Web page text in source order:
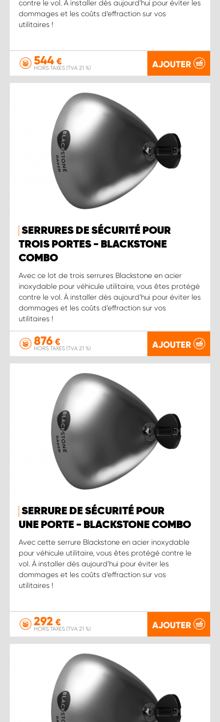
contre le vol. À installer dès aujourd’hui pour éviter les
dommages et les coûts d’effraction sur vos
utilitaires !
544 €
HORS TAXES (TVA 21 %) AJOUTER
SERRURES DE SÉCURITÉ POUR
TROIS PORTES - BLACKSTONE
COMBO
Avec ce lot de trois serrures Blackstone en acier
inoxydable pour véhicule utilitaire, vous êtes protégé
contre le vol. À installer dès aujourd’hui pour éviter les
dommages et les coûts d’effraction sur vos
utilitaires !
876 €
HORS TAXES (TVA 21 %) AJOUTER
SERRURE DE SÉCURITÉ POUR
UNE PORTE - BLACKSTONE COMBO
Avec cette serrure Blackstone en acier inoxydable
pour véhicule utilitaire, vous êtes protégé contre le
vol. À installer dès aujourd’hui pour éviter les
dommages et les coûts d’effraction sur vos
utilitaires !
292 €
HORS TAXES (TVA 21 %) AJOUTER